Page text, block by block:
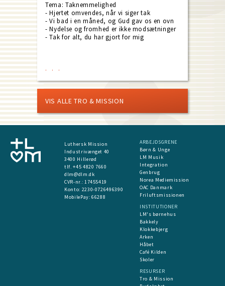
Tema: Taknemmelighed
- Hjertet omvendes, når vi siger tak
- Vi bad i en måned, og Gud gav os en ovn
- Nydelse og fromhed er ikke modsætninger
- Tak for alt, du har gjort for mig
VIS ALLE TRO & MISSION
Luthersk Mission
Industrivænget 40
3400 Hillerød
tlf. +45 4820 7660
dlm@dlm.dk
CVR-nr.: 17455419
​Konto: 2230-0726496390
MobilePay:66288
ARBEJDSGRENE
Børn & Unge
LM Musik
Integration
Genbrug
Norea Mediemission
OAC Danmark
Friluftsmissionen
INSTITUTIONER
LM's børnehus
Bakkely
Klokkebjerg
Arken
Håbet
Café Kilden
Skoler
RESURSER
Tro & Mission